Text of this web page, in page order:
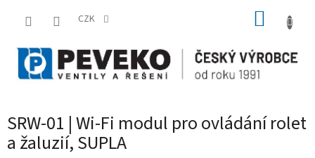
CZK
SRW-01 | Wi-Fi modul pro ovládání rolet
a žaluzií, SUPLA